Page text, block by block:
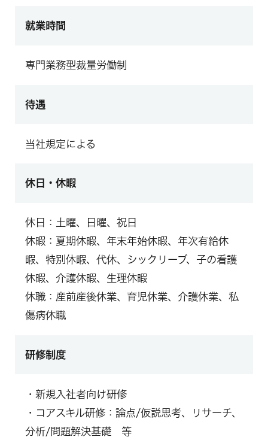
就業時間
専門業務型裁量労働制
待遇
当社規定による
休日・休暇
休日：土曜、日曜、祝日
休暇：夏期休暇、年末年始休暇、年次有給休
暇、特別休暇、代休、シックリーブ、子の看護
休暇、介護休暇、生理休暇
休職：産前産後休業、育児休業、介護休業、私
傷病休職
研修制度
・新規入社者向け研修
・コアスキル研修：論点/仮説思考、リサーチ、
分析/問題解決基礎 等